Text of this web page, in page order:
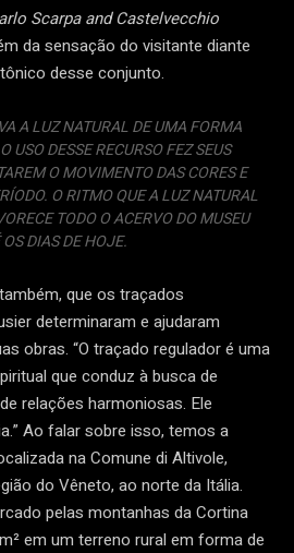
Scarpa and Castelvecchio
da sensação do visitante diante
desse conjunto.
A LUZ NATURAL DE UMA FORMA
USO DESSE RECURSO FEZ SEUS
O MOVIMENTO DAS CORES E
O RITMO QUE A LUZ NATURAL
TODO O ACERVO DO MUSEU
DIAS DE HOJE.
que os traçados
determinaram e ajudaram
obras. “O traçado regulador é uma
que conduz à busca de
relações harmoniosas. Ele
Ao falar sobre isso, temos a
na Comune di Altivole,
do Vêneto, ao norte da Itália.
pelas montanhas da Cortina
em um terreno rural em forma de